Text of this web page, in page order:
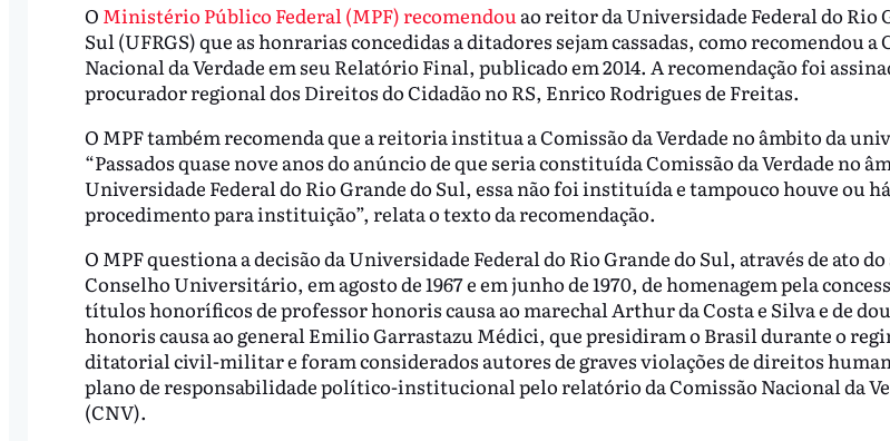
O Ministério Público Federal (MPF) recomendouao reitor da Universidade Federal do Rio
Sul (UFRGS) que as honrarias concedidas a ditadores sejam cassadas, como recomendou a
Nacional da Verdade em seu Relatório Final, publicado em 2014. A recomendação foi
procurador regional dos Direitos do Cidadão no RS, Enrico Rodrigues de Freitas.
O MPF também recomenda que a reitoria institua a Comissão da Verdade no âmbito da
“Passados quase nove anos do anúncio de que seria constituída Comissão da Verdade no
Universidade Federal do Rio Grande do Sul, essa não foi instituída e tampouco houve ou há
procedimento para instituição”, relata o texto da recomendação.
O MPF questiona a decisão da Universidade Federal do Rio Grande do Sul, através de ato do
Conselho Universitário, em agosto de 1967 e em junho de 1970, de homenagem pela
títulos honoríficos de professor honoris causa ao marechal Arthur da Costa e Silva e de
honoris causa ao general Emilio Garrastazu Médici, que presidiram o Brasil durante o
ditatorial civil-militar e foram considerados autores de graves violações de direitos
plano de responsabilidade político-institucional pelo relatório da Comissão Nacional da
(CNV).